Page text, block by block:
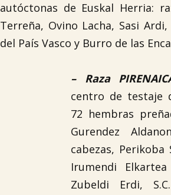
autóctonas de Euskal Herria:
Terreña, Ovino Lacha, Sasi
del País Vasco y Burro de las
– Raza
centro de testaje
72 hembras
Gurendez
cabezas, Perikoba
Irumendi
Zubeldi Erdi,